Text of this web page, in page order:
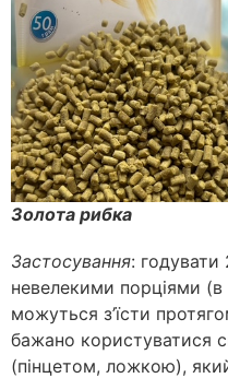
Золота рибка
Застосування:
невелекими порціями (в
можуться з’їсти
бажано користуватися
(пінцетом, ложкою),